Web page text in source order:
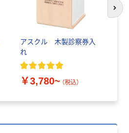
アスクル 木製診察券入
れ
￥3,780~ （税込）
次